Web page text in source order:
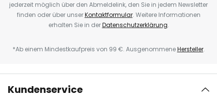
jederzeit möglich über den Abmeldelink, den Sie in jedem Newsletter
finden oder über unserKontaktformular. Weitere Informationen
erhalten Sie in derDatenschutzerklärung.
*Ab einem Mindestkaufpreis von 99 €. AusgenommeneHersteller.
Kundenservice